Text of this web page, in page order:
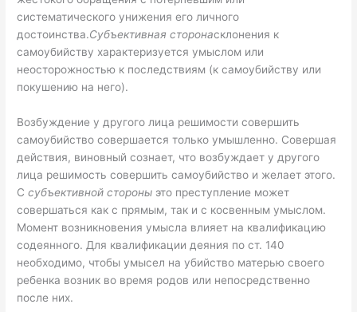
систематического унижения его личного
достоинства.Субъективная сторонасклонения к
самоубийству характеризуется умыслом или
неосторожностью к последствиям (к самоубийству или
покушению на него).
Возбуждение у другого лица решимости совершить
самоубийство совершается только умышленно. Совершая
действия, виновный сознает, что возбуждает у другого
лица решимость совершить самоубийство и желает этого.
Ссубъективной стороны это преступление может
совершаться как с прямым, так и с косвенным умыслом.
Момент возникновения умысла влияет на квалификацию
содеянного. Для квалификации деяния по ст. 140
необходимо, чтобы умысел на убийство матерью своего
ребенка возник во время родов или непосредственно
после них.